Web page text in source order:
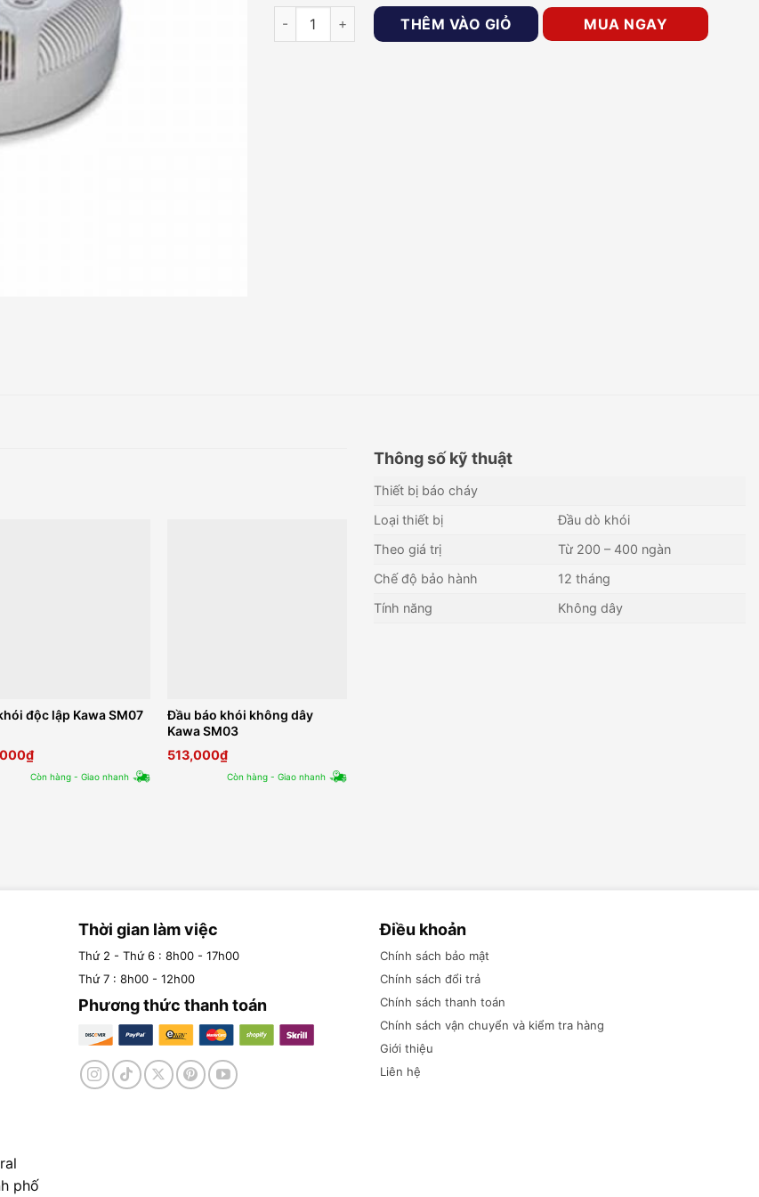
Đầu dò khói pin báo tại chỗ HORING QA-31 số lượng
THÊM VÀO GIỎ MUA NGAY
độc lập Kawa SM07
₫
Còn hàng - Giao nhanh
Đầu báo khói không dây
Kawa SM03
513,000₫
Còn hàng - Giao nhanh
Thông số kỹ thuật
Thiết bị báo cháy
Loại thiết bị
Đầu dò khói
Theo giá trị
Từ 200 – 400 ngàn
Chế độ bảo hành
12 tháng
Tính năng
Không dây
phố
Thời gian làm việc
Thứ 2 - Thứ 6 : 8h00 - 17h00
Thứ 7 : 8h00 - 12h00
Phương thức thanh toán
Điều khoản
Chính sách bảo mật
Chính sách đổi trả
Chính sách thanh toán
Chính sách vận chuyển và kiểm tra hàng
Giới thiệu
Liên hệ